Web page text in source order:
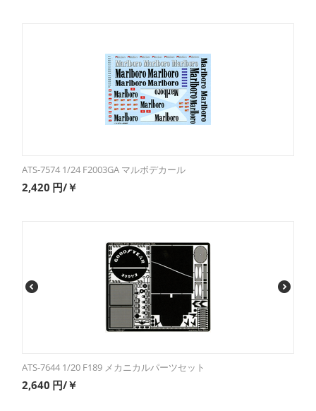
ATS-7574 1/24 F2003GA マルボデカール
2,420 円/￥
ATS-7644 1/20 F189 メカニカルパーツセット
2,640 円/￥